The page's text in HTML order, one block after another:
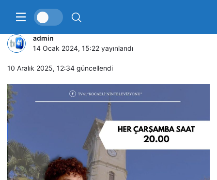
KENTİN DEĞERLERİ
admin
14 Ocak 2024, 15:22 yayınlandı
10 Aralık 2025, 12:34 güncellendi